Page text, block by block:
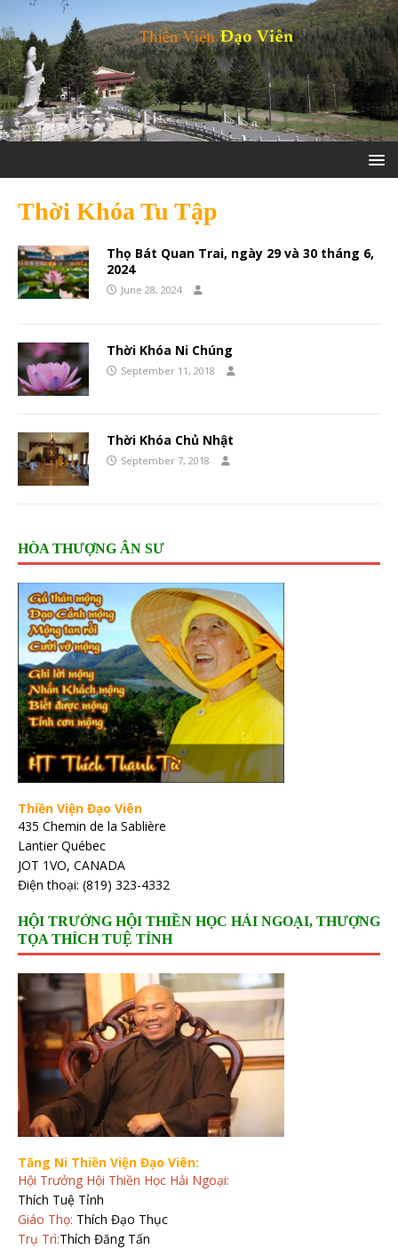
Thời Khóa Tu Tập
Thọ Bát Quan Trai, ngày 29 và 30 tháng 6,
2024
June 28, 2024
Thời Khóa Ni Chúng
September 11, 2018
Thời Khóa Chủ Nhật
September 7, 2018
HÒA THƯỢNG ÂN SƯ
Thiền Viện Đạo Viên
435 Chemin de la Sablière
Lantier Québec
JOT 1VO, CANADA
Điện thoại: (819) 323-4332
HỘI TRƯỞNG HỘI THIỀN HỌC HẢI NGOẠI, THƯỢNG
TỌA THÍCH TUỆ TỈNH
Tăng Ni Thiền Viện Đạo Viên:
Hội Trưởng Hội Thiền Học Hải Ngoại:
Thích Tuệ Tỉnh
Giáo Thọ: Thích Đạo Thục
Trụ Trì:Thích Đăng Tấn